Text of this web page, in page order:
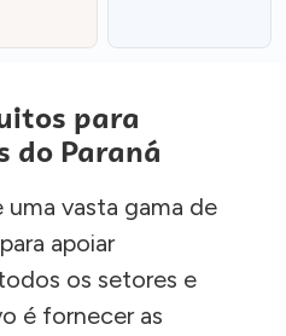
para
do Paraná
uma vasta gama de
apoiar
os setores e
é fornecer as